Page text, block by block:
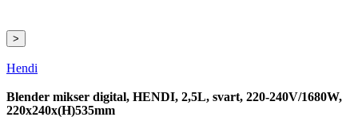
>
Hendi
Blender mikser digital, HENDI, 2,5L, svart, 220-240V/1680W,
220x240x(H)535mm